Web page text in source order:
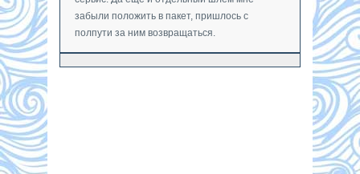
забыли положить в пакет, пришлось с
полпути за ним возвращаться.